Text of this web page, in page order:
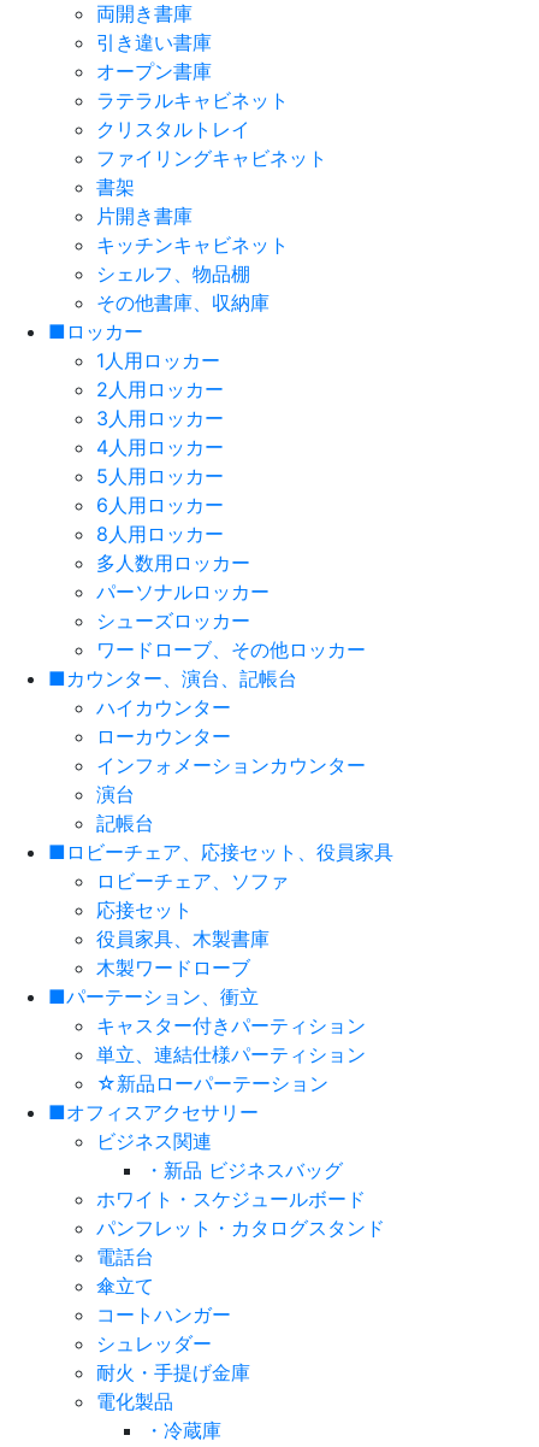
両開き書庫
引き違い書庫
オープン書庫
ラテラルキャビネット
クリスタルトレイ
ファイリングキャビネット
書架
片開き書庫
キッチンキャビネット
シェルフ、物品棚
その他書庫、収納庫
■ロッカー
1人用ロッカー
2人用ロッカー
3人用ロッカー
4人用ロッカー
5人用ロッカー
6人用ロッカー
8人用ロッカー
多人数用ロッカー
パーソナルロッカー
シューズロッカー
ワードローブ、その他ロッカー
■カウンター、演台、記帳台
ハイカウンター
ローカウンター
インフォメーションカウンター
演台
記帳台
■ロビーチェア、応接セット、役員家具
ロビーチェア、ソファ
応接セット
役員家具、木製書庫
木製ワードローブ
■パーテーション、衝立
キャスター付きパーティション
単立、連結仕様パーティション
☆新品ローパーテーション
■オフィスアクセサリー
ビジネス関連
・新品 ビジネスバッグ
ホワイト・スケジュールボード
パンフレット・カタログスタンド
電話台
傘立て
コートハンガー
シュレッダー
耐火・手提げ金庫
電化製品
・冷蔵庫